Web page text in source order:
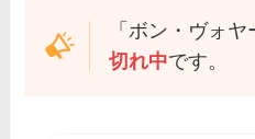
「ボン・ヴォヤ
切れ中です。